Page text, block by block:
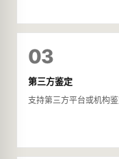
03
第三方鉴定
支持第三方平台或机构